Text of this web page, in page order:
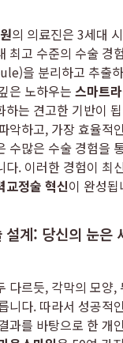
의 의료진은 3세대
최고 수준의 수술 경
을 분리하고 추출
은 노하우는 스마트
하는 견고한 기반이
악하고, 가장 효율적
수많은 수술 경험을
다. 이러한 경험이 최
교정술 혁신이 완성됩
계: 당신의 눈은
다르듯, 각막의 모양,
니다. 따라서 성공적
과를 바탕으로 한 개